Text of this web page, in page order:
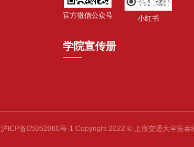
官方微信公众号 小红书
学院宣传册
沪ICP备05052060号-1 Copyright 2022 © 上海交通大学安泰